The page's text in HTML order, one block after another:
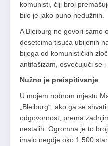
komunisti, čiji broj
bilo je jako puno nedužnih.
A Bleiburg ne govori samo
desetcima tisuća ubijenih
bijega od komunističkih
antifašizam, osvećujući se i
Nužno je preispitivanje
U mojem rodnom mjestu
„Bleiburg“, ako ga se
odgovornost, prema
nestalih. Ogromna je to
imalo negdje oko 1 500